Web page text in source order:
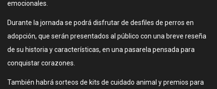
emocionales.
Durante la jornada se podrá disfrutar de desfiles de perros en
adopción, que serán presentados al público con una breve reseña
de su historia y características, en una pasarela pensada para
conquistar corazones.
También habrá sorteos de kits de cuidado animal y premios para